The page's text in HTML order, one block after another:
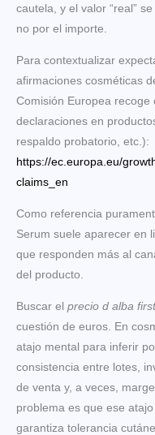
cautela, y el valor “real”
no por el importe.
Para contextualizar
afirmaciones cosméticas
Comisión Europea
declaraciones en
respaldo probatorio, etc.):
https://ec.europa.eu/
claims_en
Como referencia
Serum suele aparecer en
que responden más al
del producto.
Buscar el precio d alba
cuestión de euros. En
atajo mental para inferir
consistencia entre lotes,
de venta y, a veces,
problema es que ese
garantiza tolerancia